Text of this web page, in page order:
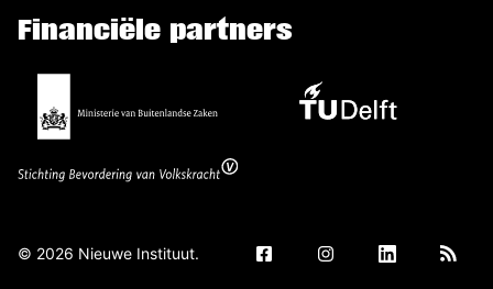
Financiële partners
© 2026 Nieuwe Instituut.